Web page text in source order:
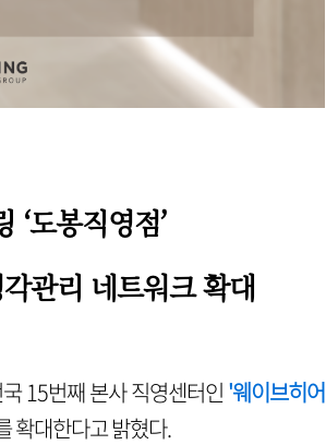
‘도봉직영점’
관리 네트워크 확대
15번째 본사 직영센터인 '웨이브히어
확대한다고 밝혔다.